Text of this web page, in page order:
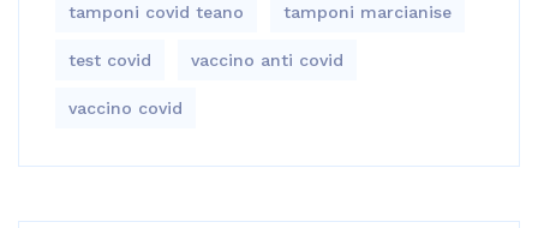
tamponi covid teano tamponi marcianise
test covid vaccino anti covid
vaccino covid